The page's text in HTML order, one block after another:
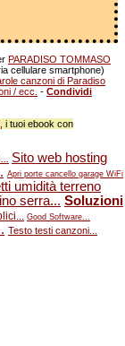
PARADISO TOMMASO
cellulare smartphone)
canzoni di Paradiso
/ ecc. - Condividi
, i tuoi ebook con
Sito web hosting
Apri porte cancello garage WiFi
umidità terreno
serra... Soluzioni
Good Software...
Testo testi canzoni...